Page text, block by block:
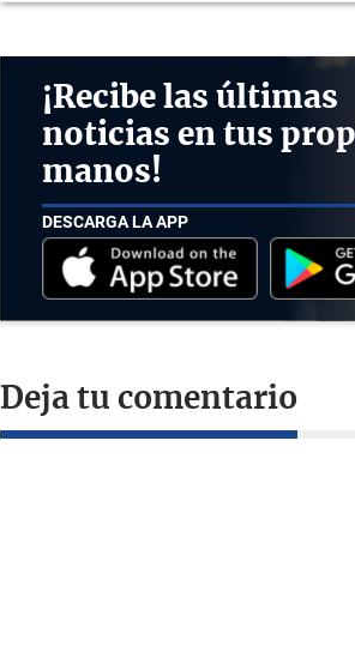
¡Recibe las últimas
noticias en tus
manos!
DESCARGA LA APP
Deja tu comentario